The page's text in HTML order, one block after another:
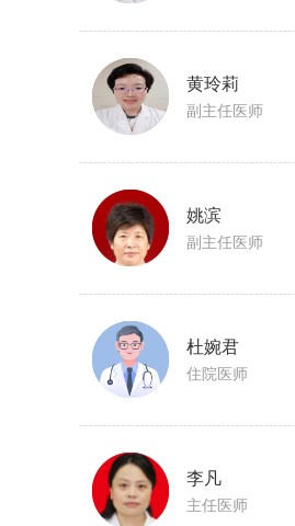
黄玲莉
副主任医师
姚滨
副主任医师
杜婉君
住院医师
李凡
主任医师